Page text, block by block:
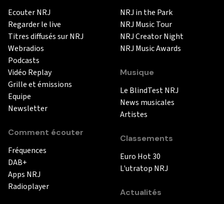
Ecouter NRJ
Regarder le live
Titres diffusés sur NRJ
Webradios
Podcasts
Vidéo Replay
Grille et émissions
Equipe
Newsletter
Comment écouter
Fréquences
DAB+
Apps NRJ
Radioplayer
NRJ in the Park
NRJ Music Tour
NRJ Creator Night
NRJ Music Awards
Musique
Le BlindTest NRJ
News musicales
Artistes
Classements
Euro Hot 30
L'utratop NRJ
Actualités